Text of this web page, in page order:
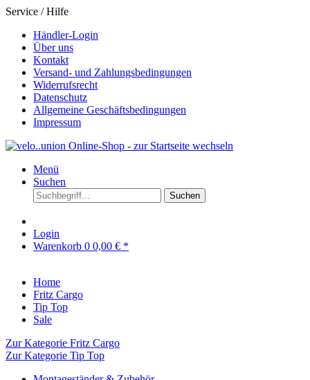
Service / Hilfe
Händler-Login
Über uns
Kontakt
Versand- und Zahlungsbedingungen
Widerrufsrecht
Datenschutz
Allgemeine Geschäftsbedingungen
Impressum
Menü
Suchen
Suchen
Login
Warenkorb 0 0,00 € *
Home
Fritz Cargo
Tip Top
Sale
Zur Kategorie Fritz Cargo
Zur Kategorie Tip Top